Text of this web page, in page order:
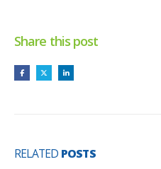
Share this post
RELATED POSTS